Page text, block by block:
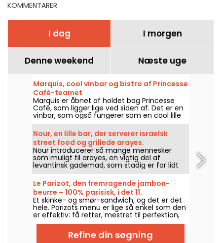
KOMMENTARER
I dag I morgen
Denne weekend Næste uge
Marquis, cool vinbar og bistro af Princesse
Café-teamet
Marquis er åbnet af holdet bag Princesse
Café, som ligger lige ved siden af. Det er en
vinbar, som også fungerer som en cool lille
bistro, hvor man kan drikke og spise af
hjertens lyst.
Nour, en lille bar, der serverer israelsk
street food og grillede arayes.
Nour introducerer så mange mennesker
som muligt til arayes, en vigtig del af
levantinsk gademad, som stadig er for lidt
kendt i Paris.
Le Parizot, den fremragende jambon-
beurre – 100% parisisk, i det 11.
arrondissement.
Et skinke- og smør-sandwich, og det er det
hele. Parizots menu er lige så enkel som den
er effektiv: få retter, mestret til perfektion,
for at byde elskere af gode produkter
velkommen til en af hovedstadens bedste
skinke- og smør-sandwicher.
Refine din søgning